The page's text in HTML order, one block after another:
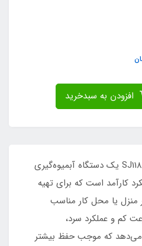
عصاره‌گیر عرشیا مدل SJ118-3676 یک دستگاه آبمیوه‌گیری
کارآمد است که برای تهیه
منزل یا محل کار مناسب
کم و عملکرد سرد،
می‌دهد که موجب حفظ بیشتر